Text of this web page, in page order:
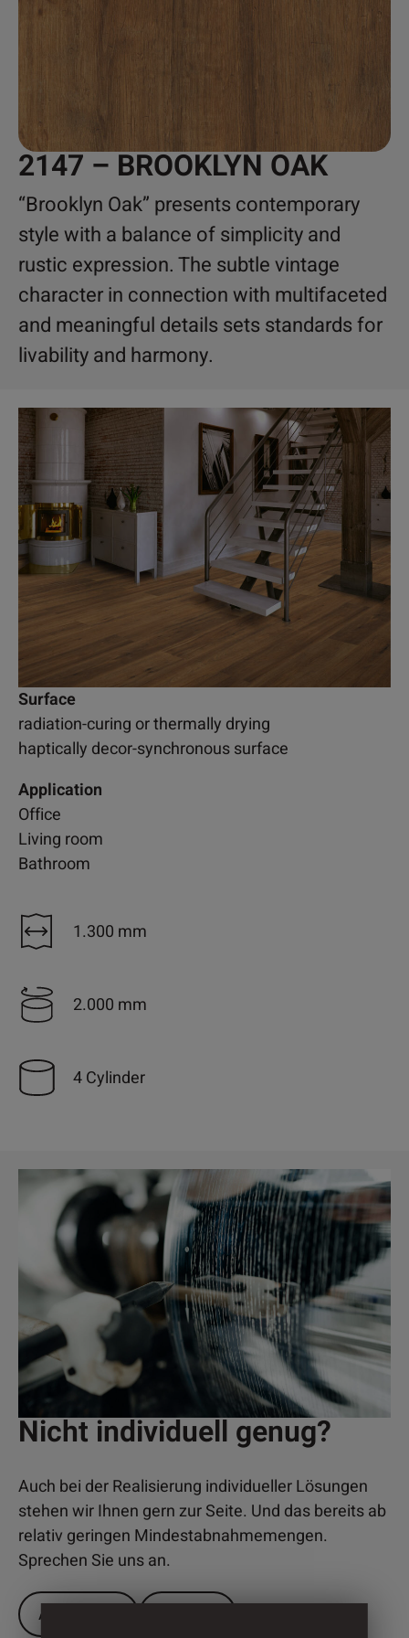
2147 – BROOKLYN OAK
“Brooklyn Oak” presents contemporary
style with a balance of simplicity and
rustic expression. The subtle vintage
character in connection with multifaceted
and meaningful details sets standards for
livability and harmony.
Surface
radiation-curing or thermally drying
haptically decor-synchronous surface
Application
Office
Living room
Bathroom
1.300 mm
2.000 mm
4 Cylinder
Nicht individuell genug?
Auch bei der Realisierung individueller Lösungen
stehen wir Ihnen gern zur Seite. Und das bereits ab
relativ geringen Mindestabnahmemengen.
Sprechen Sie uns an.
ANRUFEN